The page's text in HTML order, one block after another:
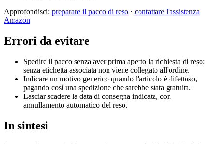
Approfondisci: preparare il pacco di reso · contattare l'assistenza
Amazon
Errori da evitare
Spedire il pacco senza aver prima aperto la richiesta di reso:
senza etichetta associata non viene collegato all'ordine.
Indicare un motivo generico quando l'articolo è difettoso,
pagando così una spedizione che sarebbe stata gratuita.
Lasciar scadere la data di consegna indicata, con
annullamento automatico del reso.
In sintesi